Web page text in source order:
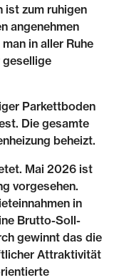
ist zum ruhigen
angenehmen
in aller Ruhe
gesellige
Parkettboden
Die gesamte
beheizt.
Mai 2026 ist
vorgesehen.
in
Brutto-Soll-
gewinnt das die
Attraktivität